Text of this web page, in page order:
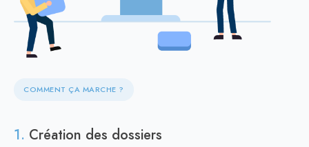
COMMENT ÇA MARCHE ?
1. Création des dossiers